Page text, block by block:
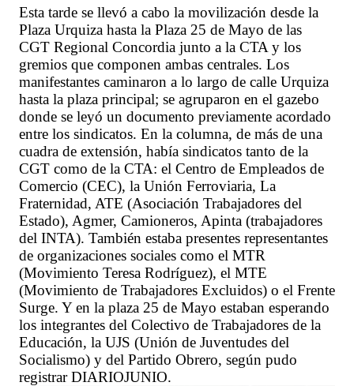
Esta tarde se llevó a cabo la movilización desde la
Plaza Urquiza hasta la Plaza 25 de Mayo de las
CGT Regional Concordia junto a la CTA y los
gremios que componen ambas centrales. Los
manifestantes caminaron a lo largo de calle Urquiza
hasta la plaza principal; se agruparon en el gazebo
donde se leyó un documento previamente acordado
entre los sindicatos. En la columna, de más de una
cuadra de extensión, había sindicatos tanto de la
CGT como de la CTA: el Centro de Empleados de
Comercio (CEC), la Unión Ferroviaria, La
Fraternidad, ATE (Asociación Trabajadores del
Estado), Agmer, Camioneros, Apinta (trabajadores
del INTA). También estaba presentes representantes
de organizaciones sociales como el MTR
(Movimiento Teresa Rodríguez), el MTE
(Movimiento de Trabajadores Excluidos) o el Frente
Surge. Y en la plaza 25 de Mayo estaban esperando
los integrantes del Colectivo de Trabajadores de la
Educación, la UJS (Unión de Juventudes del
Socialismo) y del Partido Obrero, según pudo
registrar DIARIOJUNIO.